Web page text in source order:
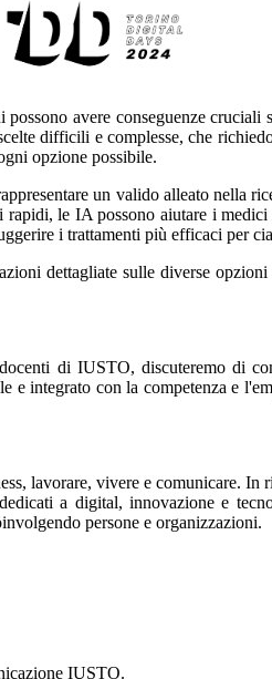
avere conseguenze cruciali
difficili e complesse, che
opzione possibile.
un valido alleato nella
le IA possono aiutare i
i trattamenti più efficaci per
dettagliate sulle diverse
di IUSTO, discuteremo di
e integrato con la competenza e
lavorare, vivere e comunicare. In
a digital, innovazione e
persone e organizzazioni.
IUSTO.